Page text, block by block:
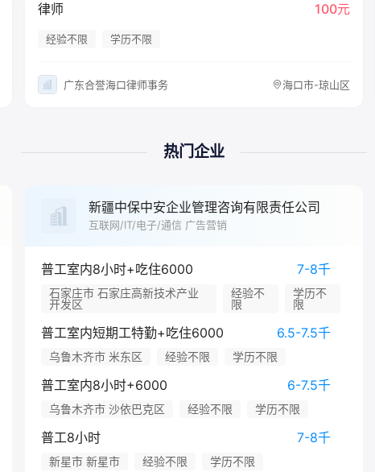
律师 100元
经验不限 学历不限
广东合誉海口律师事务 海口市-琼山区
热门企业
新疆中保中安企业管理咨询有限责任公司
互联网/IT/电子/通信 广告营销
普工室内8小时+吃住6000 7-8千
石家庄市 石家庄高新技术产业
开发区
经验不
限
学历不
限
普工室内短期工特勤+吃住6000 6.5-7.5千
乌鲁木齐市 米东区 经验不限 学历不限
普工室内8小时+6000 6-7.5千
乌鲁木齐市 沙依巴克区 经验不限 学历不限
普工8小时 7-8千
新星市 新星市 经验不限 学历不限